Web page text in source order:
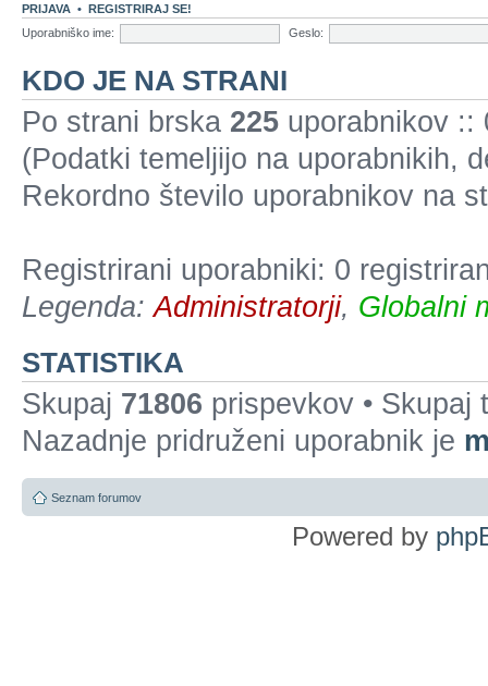
PRIJAVA • REGISTRIRAJ SE!
Uporabniško ime:
Geslo:
KDO JE NA STRANI
Po strani brska 225 uporabnikov ::
(Podatki temeljijo na uporabnikih,
Rekordno število uporabnikov na
Registrirani uporabniki: 0
Legenda:Administratorji, Globalni
STATISTIKA
Skupaj 71806 prispevkov • Skupaj
Nazadnje pridruženi uporabnik je
Seznam forumov
Powered by